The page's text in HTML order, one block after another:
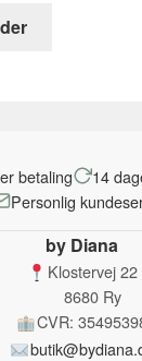
kan
vælges
på
varesiden
betaling
14
Personlig
by Diana
Klostervej 22
8680 Ry
CVR: